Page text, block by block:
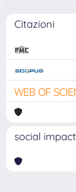
Citazioni
social impact